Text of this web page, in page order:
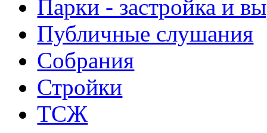
Парки - застройка и
Публичные слушания
Собрания
Стройки
ТСЖ